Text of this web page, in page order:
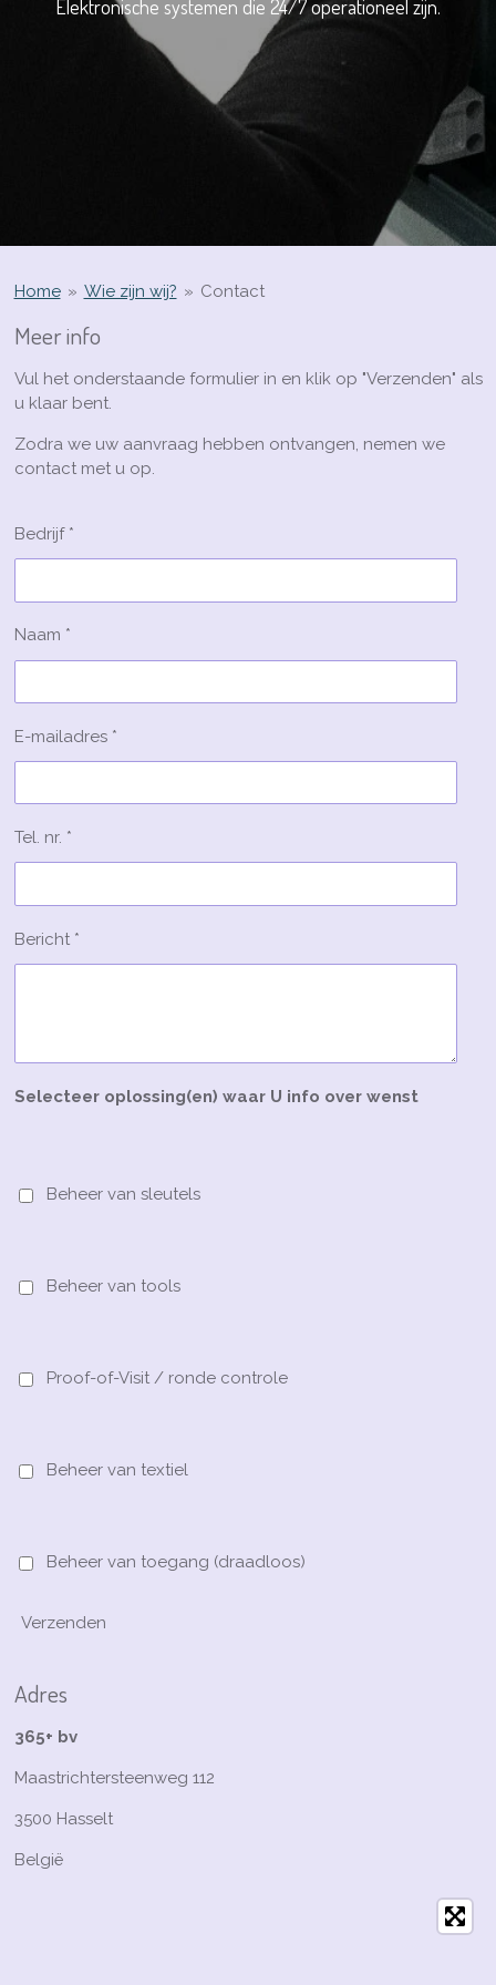
Elektronische systemen die 24/7 operationeel zijn.
Home » Wie zijn wij? » Contact
Meer info
Vul het onderstaande formulier in en klik op "Verzenden" als
u klaar bent.
Zodra we uw aanvraag hebben ontvangen, nemen we
contact met u op.
Bedrijf *
Naam *
E-mailadres *
Tel. nr. *
Bericht *
Selecteer oplossing(en) waar U info over wenst
Beheer van sleutels
Beheer van tools
Proof-of-Visit / ronde controle
Beheer van textiel
Beheer van toegang (draadloos)
Verzenden
Adres
365+ bv
Maastrichtersteenweg 112
3500 Hasselt
België